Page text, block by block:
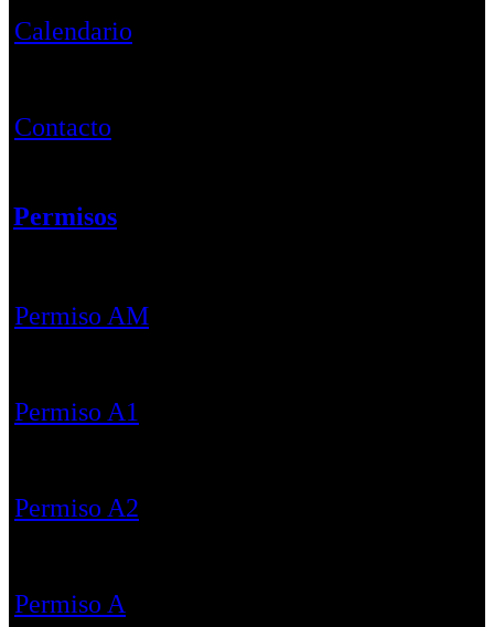
Calendario
Contacto
Permisos
Permiso AM
Permiso A1
Permiso A2
Permiso A